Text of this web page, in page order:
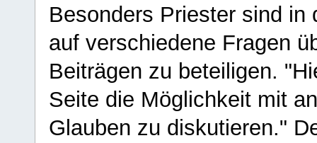
Besonders Priester sind in
auf verschiedene Fragen
Beiträgen zu beteiligen.
Seite die Möglichkeit mit
Glauben zu diskutieren."